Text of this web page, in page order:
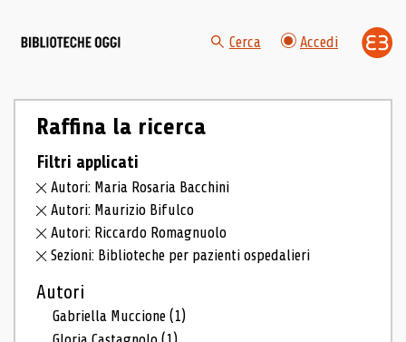
Cerca Accedi
Raffina la ricerca
Filtri applicati
Autori: Maria Rosaria Bacchini
Autori: Maurizio Bifulco
Autori: Riccardo Romagnuolo
Sezioni: Biblioteche per pazienti ospedalieri
Autori
Gabriella Muccione(1)